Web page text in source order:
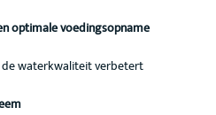
optimale voedingsopname
de waterkwaliteit verbetert